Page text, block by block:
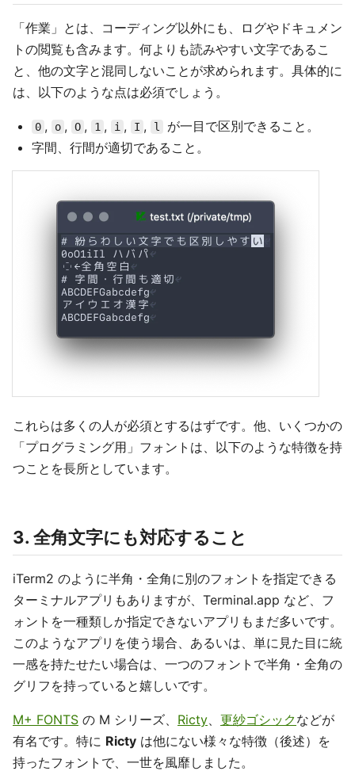
「作業」とは、コーディング以外にも、ログやドキュメン
トの閲覧も含みます。何よりも読みやすい文字であるこ
と、他の文字と混同しないことが求められます。具体的に
は、以下のような点は必須でしょう。
0 , o , O , 1 , i , I , l
が一目で区別できること。
字間、行間が適切であること。
これらは多くの人が必須とするはずです。他、いくつかの
「プログラミング用」フォントは、以下のような特徴を持
つことを長所としています。
3. 全角文字にも対応すること
iTerm2 のように半角・全角に別のフォントを指定できる
ターミナルアプリもありますが、Terminal.app など、フ
ォントを一種類しか指定できないアプリもまだ多いです。
このようなアプリを使う場合、あるいは、単に見た目に統
一感を持たせたい場合は、一つのフォントで半角・全角の
グリフを持っていると嬉しいです。
M+ FONTS の M シリーズ、 Ricty 更紗ゴシックなどが
有名です。特に Ricty は他にない様々な特徴（後述）を
持ったフォントで、一世を風靡しました。